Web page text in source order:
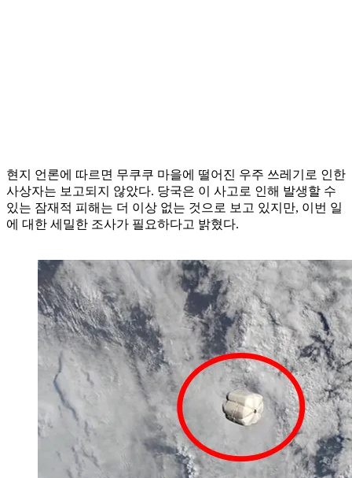
현지 언론에 따르면 무쿠쿠 마을에 떨어진 우주 쓰레기로 인한
사상자는 보고되지 않았다. 당국은 이 사고로 인해 발생할 수
있는 잠재적 피해는 더 이상 없는 것으로 보고 있지만, 이번 일
에 대한 세밀한 조사가 필요하다고 밝혔다.